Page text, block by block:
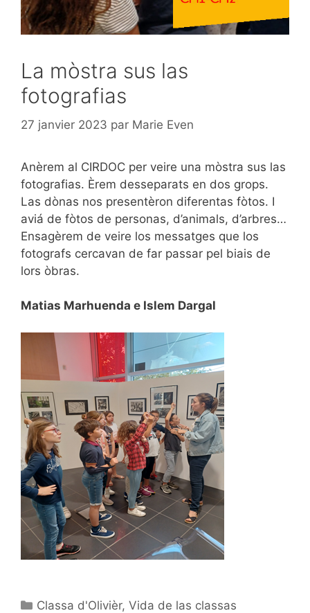
La mòstra sus las
fotografias
27 janvier 2023 par Marie Even
Anèrem al CIRDOC per veire una mòstra sus las
fotografias. Èrem desseparats en dos grops.
Las dònas nos presentèron diferentas fòtos. I
aviá de fòtos de personas, d’animals, d’arbres…
Ensagèrem de veire los messatges que los
fotografs cercavan de far passar pel biais de
lors òbras.
Matias Marhuenda e Islem Dargal
Catégories
Classa d'Olivièr,Vida de las classas